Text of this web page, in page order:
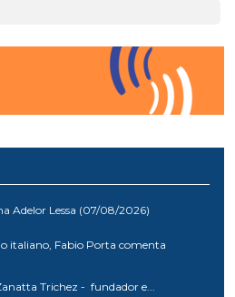
Adelor Lessa (07/08/2026)
italiano, Fabio Porta comenta
Trichez - fundador e...